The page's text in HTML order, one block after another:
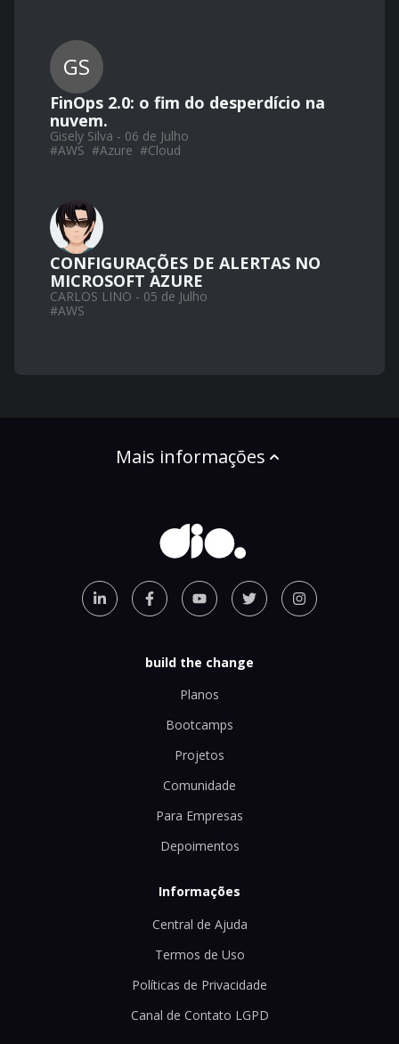
GS
FinOps 2.0: o fim do desperdício na
nuvem.
Gisely Silva - 06 de Julho
#AWS #Azure #Cloud
CONFIGURAÇÕES DE ALERTAS NO
MICROSOFT AZURE
CARLOS LINO - 05 de Julho
#AWS
Mais informações
build the change
Planos
Bootcamps
Projetos
Comunidade
Para Empresas
Depoimentos
Informações
Central de Ajuda
Termos de Uso
Políticas de Privacidade
Canal de Contato LGPD